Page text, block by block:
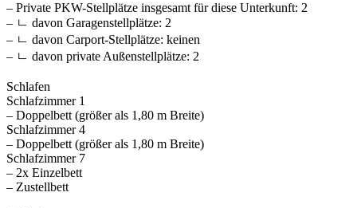
– Private PKW-Stellplätze insgesamt für diese Unterkunft: 2
– ㄴ davon Garagenstellplätze: 2
– ㄴ davon Carport-Stellplätze: keinen
– ㄴ davon private Außen­stellplätze: 2
Schlafen
Schlafzimmer 1
– Doppelbett (größer als 1,80 m Breite)
Schlafzimmer 4
– Doppelbett (größer als 1,80 m Breite)
Schlafzimmer 7
– 2x Einzelbett
– Zustellbett